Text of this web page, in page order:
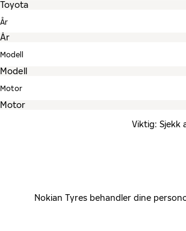
År
Modell
Motor
Viktig: Sjekk
Nokian Tyres behandler dine